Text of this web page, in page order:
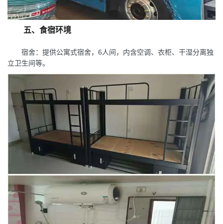
五、食宿环境
宿舍：提供公寓式宿舍，6人间，内含空调、衣柜、干湿分离独
立卫生间等。